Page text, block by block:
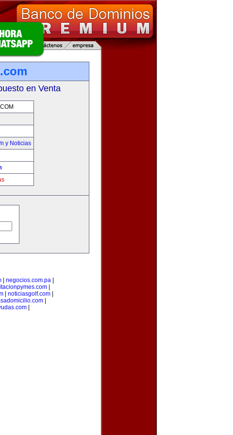
en Venta
y Noticias
negocios.com.pa
|
noticiasgolf.com